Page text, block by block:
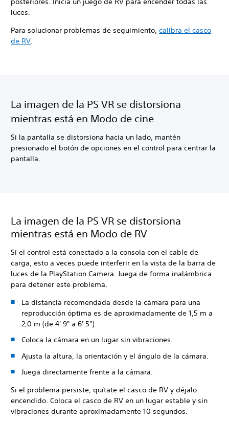
luces.
Para solucionar problemas de seguimiento, calibra el casco
de RV
La imagen de la PS VR se distorsiona
mientras está en Modo de cine
Si la pantalla se distorsiona hacia un lado, mantén
presionado el botón de opciones en el control para centrar la
pantalla.
La imagen de la PS VR se distorsiona
mientras está en Modo de RV
Si el control está conectado a la consola con el cable de
carga, esto a veces puede interferir en la vista de la barra de
luces de la PlayStation Camera. Juega de forma inalámbrica
para detener este problema.
La distancia recomendada desde la cámara para una
reproducción óptima es de aproximadamente de 1,5 m a
2,0 m (de 4' 9" a 6' 5").
Coloca la cámara en un lugar sin vibraciones.
Ajusta la altura, la orientación y el ángulo de la cámara.
Juega directamente frente a la cámara.
Si el problema persiste, quítate el casco de RV y déjalo
encendido. Coloca el casco de RV en un lugar estable y sin
vibraciones durante aproximadamente 10 segundos.